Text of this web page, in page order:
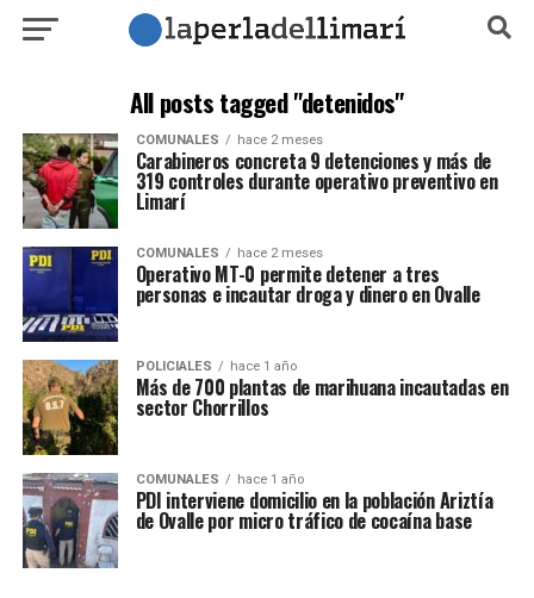
All posts tagged "detenidos"
COMUNALES hace 2 meses
Carabineros concreta 9 detenciones y más de
319 controles durante operativo preventivo en
Limarí
COMUNALES hace 2 meses
Operativo MT-0 permite detener a tres
personas e incautar droga y dinero en Ovalle
POLICIALES hace 1 año
Más de 700 plantas de marihuana incautadas en
sector Chorrillos
COMUNALES hace 1 año
PDI interviene domicilio en la población Ariztía
de Ovalle por micro tráfico de cocaína base